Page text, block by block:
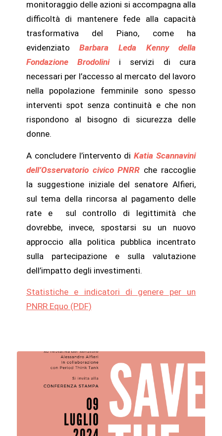
monitoraggio delle azioni si accompagna alla
difficoltà di mantenere fede alla capacità
trasformativa del Piano, come ha
evidenziatoBarbara Leda Kenny della
Fondazione Brodolini i servizi di cura
necessari per l’accesso al mercato del lavoro
nella popolazione femminile sono spesso
interventi spot senza continuità e che non
rispondono al bisogno di sicurezza delle
donne.
A concludere l’intervento di Katia Scannavini
dell’Osservatorio civico PNRR che raccoglie
la suggestione iniziale del senatore Alfieri,
sul tema della rincorsa al pagamento delle
rate e sul controllo di legittimità che
dovrebbe, invece, spostarsi su un nuovo
approccio alla politica pubblica incentrato
sulla partecipazione e sulla valutazione
dell’impatto degli investimenti.
Statistiche e indicatori di genere per un
PNRR Equo (PDF)